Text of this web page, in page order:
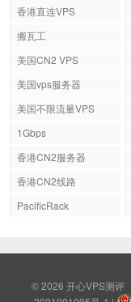
香港直连VPS
搬瓦工
美国CN2 VPS
美国vps服务器
美国不限流量VPS
1Gbps
香港CN2服务器
香港CN2线路
PacificRack
© 2026 开心VPS测评